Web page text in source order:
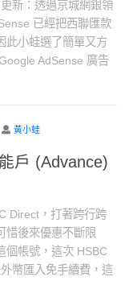
新：透過京城網銀領
已經把西聯匯款
此小蛙選了簡單又方
AdSense 廣告
黃小蛙
戶 (Advance)
Direct，打著跨行跨
惜後來優惠不斷限
個帳號，這次 HSBC
幣匯入免手續費，這